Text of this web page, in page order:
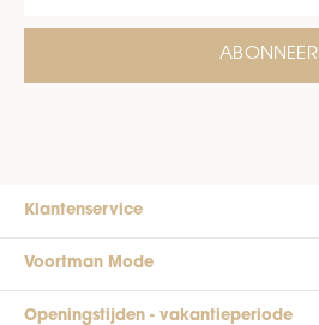
ABONNEER
Klantenservice
Voortman Mode
Openingstijden - vakantieperiode